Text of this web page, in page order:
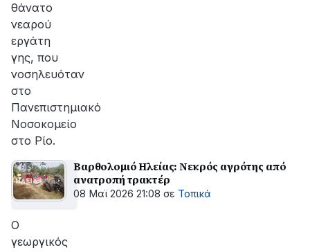
θάνατο
νεαρού
εργάτη
γης, που
νοσηλευόταν
στο
Πανεπιστημιακό
Νοσοκομείο
στο Ρίο.
Βαρθολομιό Ηλείας: Νεκρός αγρότης από
ανατροπή τρακτέρ
08 Μαϊ 2026 21:08 σε Τοπικά
Ο
γεωργικός